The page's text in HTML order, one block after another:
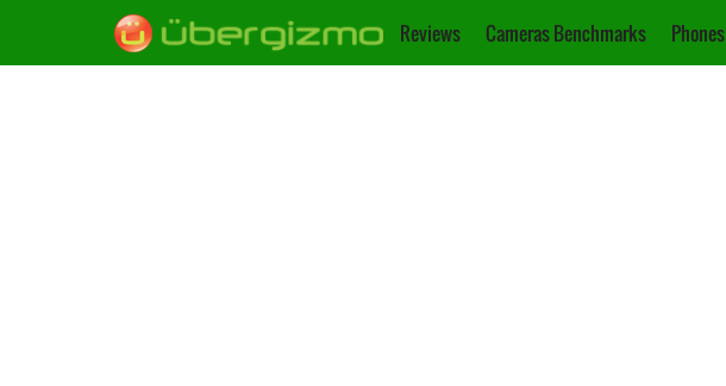
Reviews Cameras Benchmarks Phones